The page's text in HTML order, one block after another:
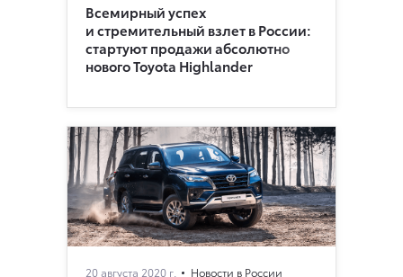
Всемирный успех
и стремительный взлет в России:
стартуют продажи абсолютно
нового Toyota Highlander
20 августа 2020 г. Новости в России